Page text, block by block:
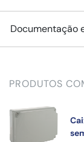
Documentação
PRODUTOS